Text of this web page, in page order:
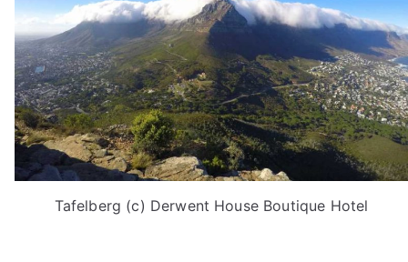
Tafelberg (c) Derwent House Boutique Hotel